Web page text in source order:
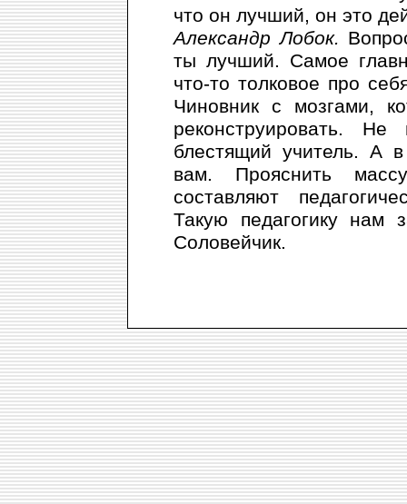
что он лучший, он это
Александр Лобок.
ты лучший. Самое
что-то толковое про
Чиновник с мозгами,
реконструировать.
блестящий учитель. А
вам. Прояснить
составляют
Такую педагогику нам
Соловейчик.